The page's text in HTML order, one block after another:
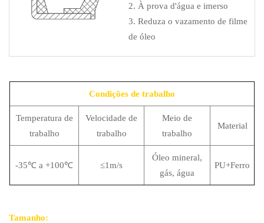
2. À prova d'água e imerso
3. Reduza o vazamento de filme
de óleo
Condições de trabalho
Temperatura de
trabalho
Velocidade de
trabalho
Meio de
trabalho
Material
-35℃ a +100℃ ≤1m/s
Óleo mineral,
gás, água
PU+Ferro
Tamanho: